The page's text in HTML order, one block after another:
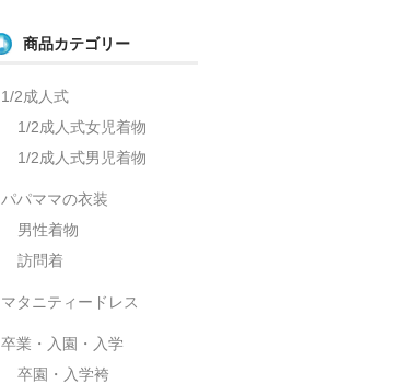
商品カテゴリー
1/2成人式
1/2成人式女児着物
1/2成人式男児着物
パパママの衣装
男性着物
訪問着
マタニティードレス
卒業・入園・入学
卒園・入学袴